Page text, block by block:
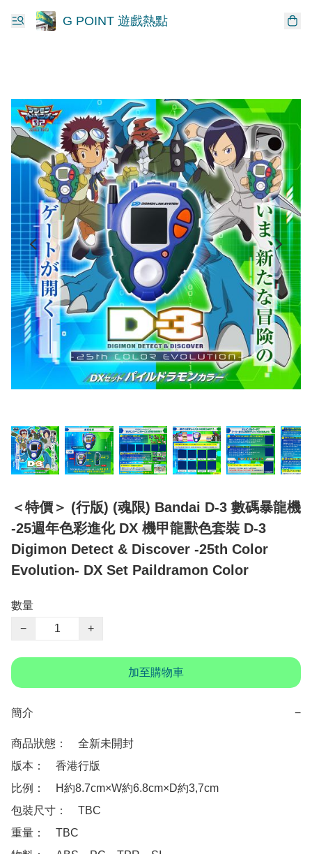
G POINT 遊戲熱點
＜特價＞ (行版) (魂限) Bandai D-3 數碼暴龍機
-25週年色彩進化 DX 機甲龍獸色套裝 D-3
Digimon Detect & Discover -25th Color
Evolution- DX Set Paildramon Color
數量
−
+
加至購物車
簡介 −
商品狀態：　全新未開封
版本：　香港行版
比例：　H約8.7cm×W約6.8cm×D約3,7cm
包裝尺寸：　TBC
重量：　TBC